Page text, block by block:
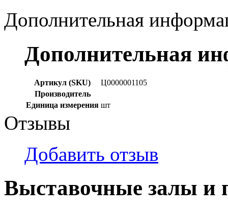
Дополнительная
Дополнительная
Артикул (SKU)
Ц0000001105
Производитель
Единица измерения шт
Отзывы
Добавить отзыв
Выставочные залы и